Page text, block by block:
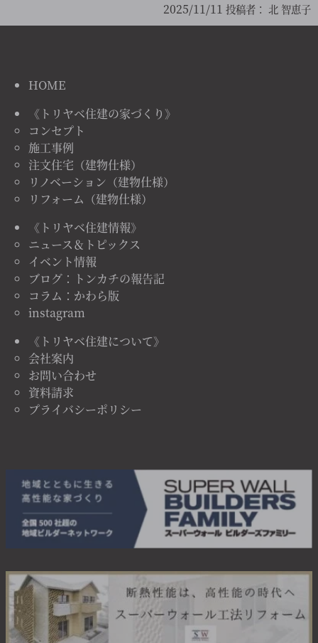
2025/11/11 投稿者： 北 智恵子
HOME
《トリヤベ住建の家づくり》
コンセプト
施工事例
注文住宅（建物仕様）
リノベーション（建物仕様）
リフォーム（建物仕様）
《トリヤベ住建情報》
ニュース＆トピックス
イベント情報
ブログ：トンカチの報告記
コラム：かわら版
instagram
《トリヤベ住建について》
会社案内
お問い合わせ
資料請求
プライバシーポリシー